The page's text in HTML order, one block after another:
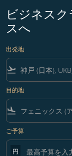
ビジネス
スへ
出発地
flight_takeoff
目的地
flight_land
ご予算
円